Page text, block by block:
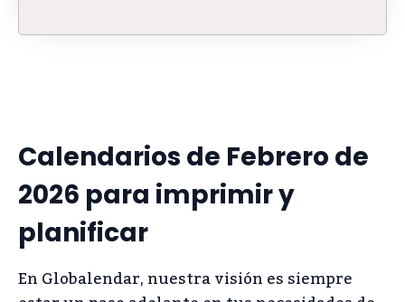
Calendarios de Febrero de
2026 para imprimir y
planificar
En Globalendar, nuestra visión es siempre